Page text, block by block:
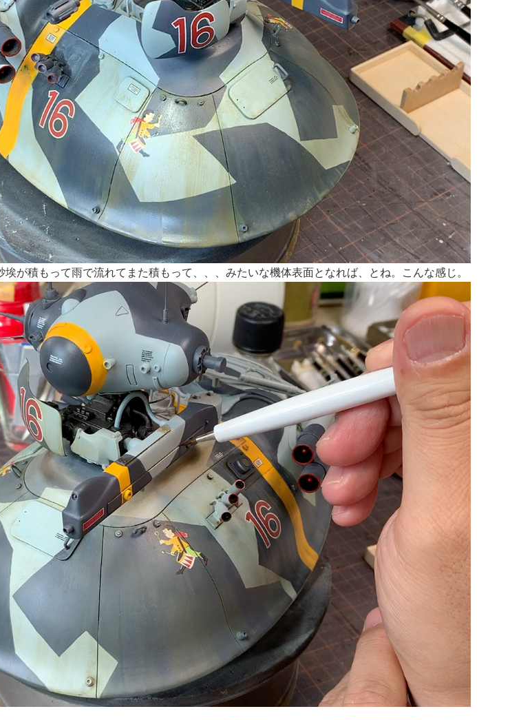
が積もって雨で流れてまた積もって、、、みたいな機体表面となれば、とね。こんな感じ。